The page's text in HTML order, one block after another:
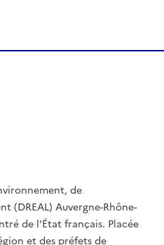
de
(DREAL) Auvergne-Rhône-
de l'État français. Placée
et des préfets de